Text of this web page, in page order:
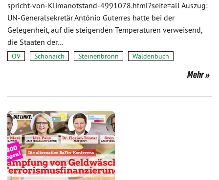
spricht-von-Klimanotstand-4991078.html?seite=all Auszug:
UN-Generalsekretär António Guterres hatte bei der
Gelegenheit, auf die steigenden Temperaturen verweisend,
die Staaten der…
OV Schönaich Steinenbronn Waldenbuch
Mehr